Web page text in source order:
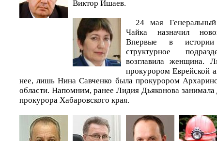
Виктор Ишаев.
24 мая
Чайка назначил
Впервые в истории
структурное
возглавила женщина.
прокурором Еврейской
нее, лишь Нина Савченко была прокурором
области. Напомним, ранее Лидия Дьяконова занимала
прокурора Хабаровского края.